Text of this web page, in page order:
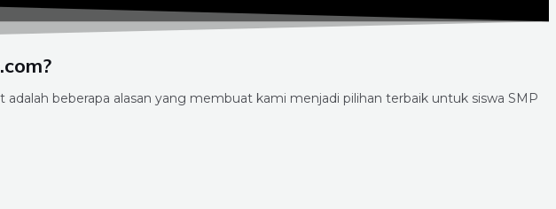
adalah beberapa alasan yang membuat kami menjadi pilihan terbaik untuk siswa SMP